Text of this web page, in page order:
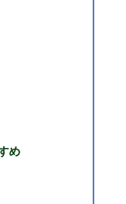
め